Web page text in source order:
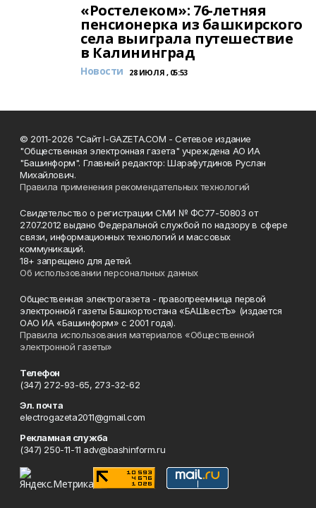
«Ростелеком»: 76-летняя
пенсионерка из башкирского
села выиграла путешествие
в Калининград
Новости 28 ИЮЛЯ , 05:53
© 2011-2026 "Сайт I-GAZETA.COM - Сетевое издание
"Общественная электронная газета" учреждена АО ИА
"Башинформ". Главный редактор: Шарафутдинов Руслан
Михайлович.
Правила применения рекомендательных технологий
Свидетельство о регистрации СМИ № ФС77-50803 от
27.07.2012 выдано Федеральной службой по надзору в сфере
связи, информационных технологий и массовых
коммуникаций.
18+ запрещено для детей.
Об использовании персональных данных
Общественная электрогазета - правопреемница первой
электронной газеты Башкортостана «БАШвестЪ» (издается
ОАО ИА «Башинформ» с 2001 года).
Правила использования материалов «Общественной
электронной газеты»
Телефон
(347) 272-93-65, 273-32-62
Эл. почта
electrogazeta2011@gmail.com
Рекламная служба
(347) 250-11-11 adv@bashinform.ru